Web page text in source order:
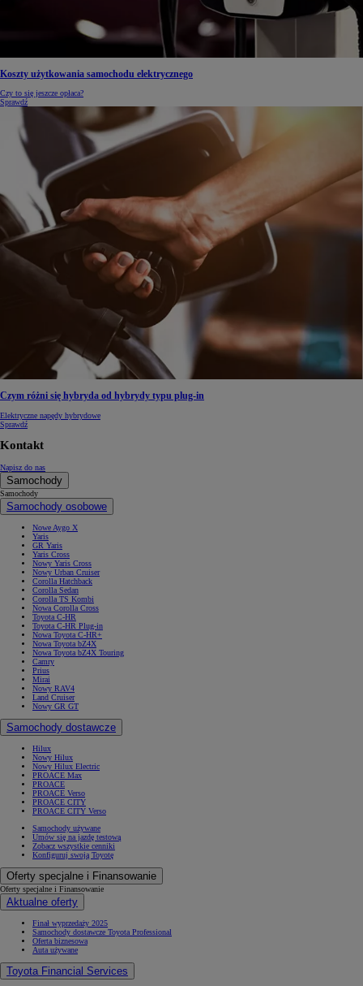
Koszty użytkowania samochodu elektrycznego
Czy to się jeszcze opłaca?
Sprawdź
Czym różni się hybryda od hybrydy typu plug-in
Elektryczne napędy hybrydowe
Sprawdź
Kontakt
Napisz do nas
Samochody
Samochody
Samochody osobowe
Nowe Aygo X
Yaris
GR Yaris
Yaris Cross
Nowy Yaris Cross
Nowy Urban Cruiser
Corolla Hatchback
Corolla Sedan
Corolla TS Kombi
Nowa Corolla Cross
Toyota C-HR
Toyota C-HR Plug-in
Nowa Toyota C-HR+
Nowa Toyota bZ4X
Nowa Toyota bZ4X Touring
Camry
Prius
Mirai
Nowy RAV4
Land Cruiser
Nowy GR GT
Samochody dostawcze
Hilux
Nowy Hilux
Nowy Hilux Electric
PROACE Max
PROACE
PROACE Verso
PROACE CITY
PROACE CITY Verso
Samochody używane
Umów się na jazdę testową
Zobacz wszystkie cenniki
Konfiguruj swoją Toyotę
Oferty specjalne i Finansowanie
Oferty specjalne i Finansowanie
Aktualne oferty
Finał wyprzedaży 2025
Samochody dostawcze Toyota Professional
Oferta biznesowa
Auta używane
Toyota Financial Services